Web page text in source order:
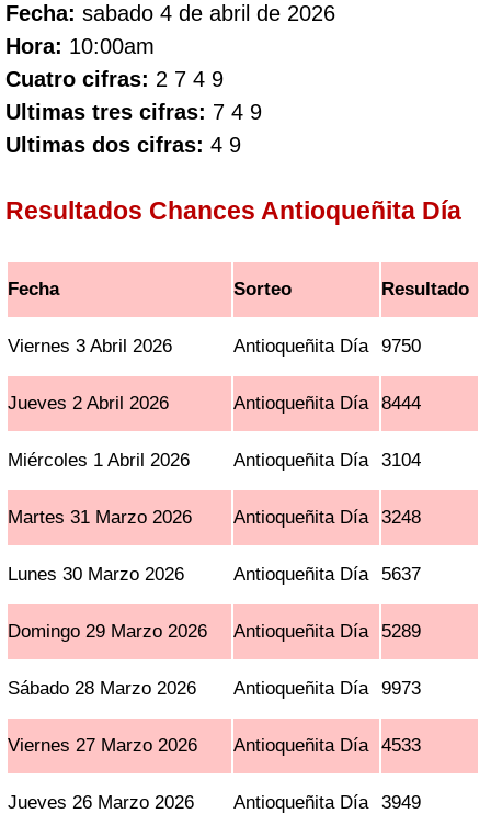
Fecha: sabado 4 de abril de 2026
Hora: 10:00am
Cuatro cifras: 2 7 4 9
Ultimas tres cifras: 7 4 9
Ultimas dos cifras: 4 9
Resultados Chances Antioqueñita Día
Fecha Sorteo Resultado
Viernes 3 Abril 2026 Antioqueñita Día 9750
Jueves 2 Abril 2026 Antioqueñita Día 8444
Miércoles 1 Abril 2026 Antioqueñita Día 3104
Martes 31 Marzo 2026 Antioqueñita Día 3248
Lunes 30 Marzo 2026 Antioqueñita Día 5637
Domingo 29 Marzo 2026 Antioqueñita Día 5289
Sábado 28 Marzo 2026 Antioqueñita Día 9973
Viernes 27 Marzo 2026 Antioqueñita Día 4533
Jueves 26 Marzo 2026 Antioqueñita Día 3949